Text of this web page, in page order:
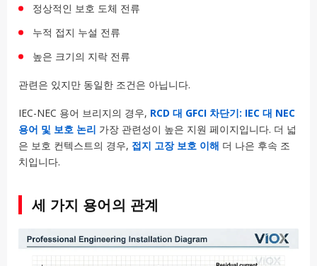
정상적인 보호 도체 전류
누적 접지 누설 전류
높은 크기의 지락 전류
관련은 있지만 동일한 조건은 아닙니다.
IEC-NEC 용어 브리지의 경우, RCD 대 GFCI 차단기: IEC 대 NEC
용어 및 보호 논리 가장 관련성이 높은 지원 페이지입니다. 더 넓
은 보호 컨텍스트의 경우, 접지 고장 보호 이해 더 나은 후속 조
치입니다.
세 가지 용어의 관계